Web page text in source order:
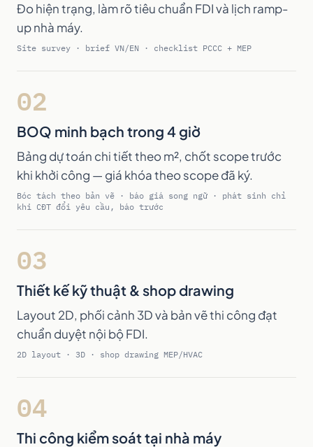
Đo hiện trạng, làm rõ tiêu chuẩn FDI và lịch ramp-
up nhà máy.
Site survey · brief VN/EN · checklist PCCC + MEP
02
BOQ minh bạch trong 4 giờ
Bảng dự toán chi tiết theo m², chốt scope trước
khi khởi công — giá khóa theo scope đã ký.
Bóc tách theo bản vẽ · báo giá song ngữ · phát sinh chỉ
khi CĐT đổi yêu cầu, báo trước
03
Thiết kế kỹ thuật & shop drawing
Layout 2D, phối cảnh 3D và bản vẽ thi công đạt
chuẩn duyệt nội bộ FDI.
2D layout · 3D · shop drawing MEP/HVAC
04
Thi công kiểm soát tại nhà máy